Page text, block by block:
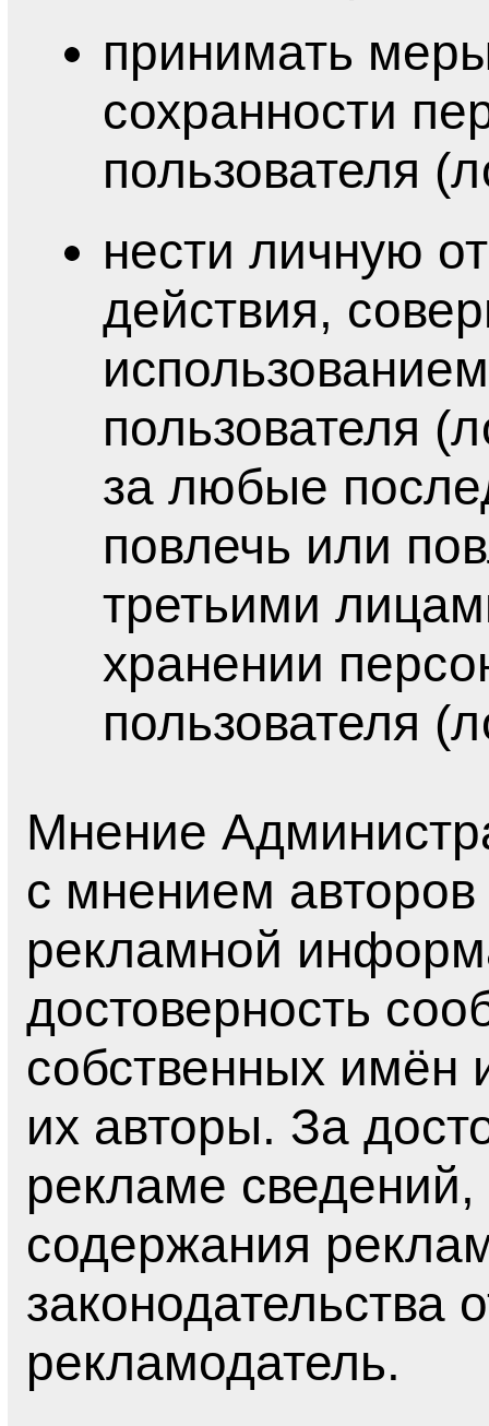
принимать
сохранности
пользователя
нести личную
действия,
пользователя
за любые
повлечь или
третьими
хранении
пользователя
Мнение
с мнением
рекламной
достоверность
собственных имён
их авторы. За
рекламе сведений,
содержания
законодательства
рекламодатель.